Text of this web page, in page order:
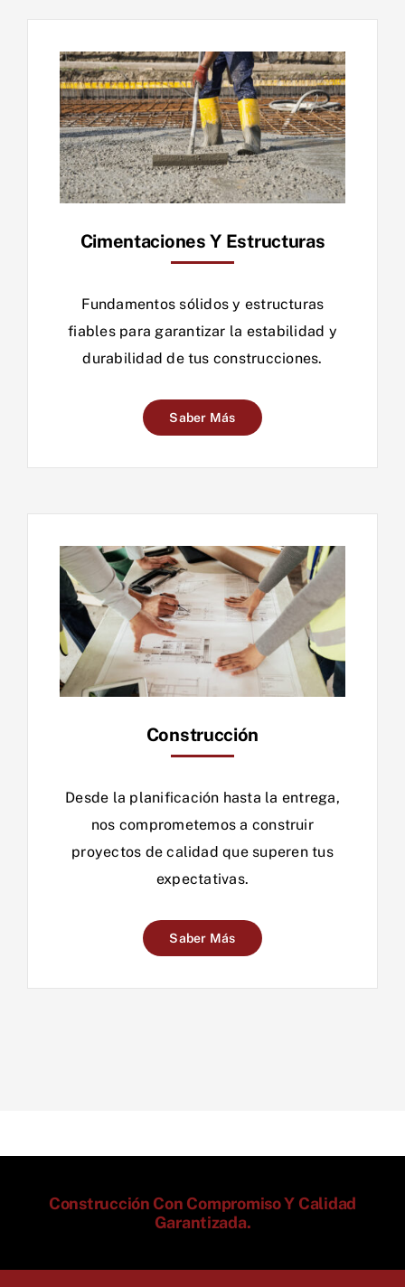
Cimentaciones Y Estructuras
Fundamentos sólidos y estructuras
fiables para garantizar la estabilidad y
durabilidad de tus construcciones.
Saber Más
Construcción
Desde la planificación hasta la entrega,
nos comprometemos a construir
proyectos de calidad que superen tus
expectativas.
Saber Más
Construcción Con Compromiso Y Calidad
Garantizada.